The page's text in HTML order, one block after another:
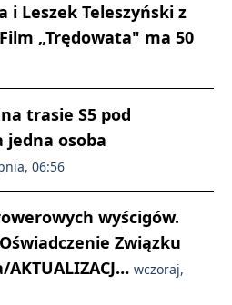
i Leszek Teleszyński z
„Trędowata" ma 50
trasie S5 pod
jedna osoba
06:56
wyścigów.
Związku
wczoraj,